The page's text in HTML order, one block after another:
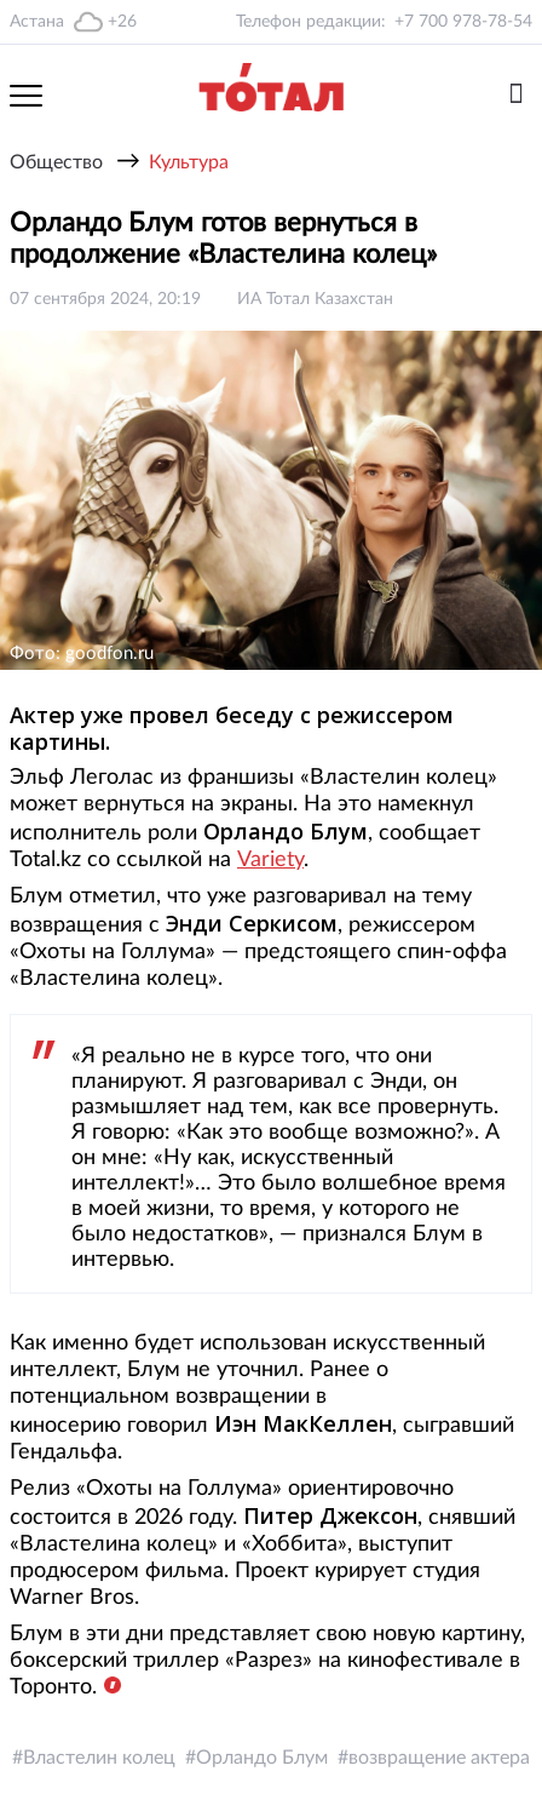
Астана +26 Телефон редакции: +7 700 978-78-54
Общество → Культура
Орландо Блум готов вернуться в
продолжение «Властелина колец»
07 сентября 2024, 20:19 ИА Тотал Казахстан
Фото: goodfon.ru
Актер уже провел беседу с режиссером
картины.
Эльф Леголас из франшизы «Властелин колец»
может вернуться на экраны. На это намекнул
исполнитель роли Орландо Блум, сообщает
Total.kz со ссылкой на Variety.
Блум отметил, что уже разговаривал на тему
возвращения с Энди Серкисом, режиссером
«Охоты на Голлума» — предстоящего спин-оффа
«Властелина колец».
«Я реально не в курсе того, что они
планируют. Я разговаривал с Энди, он
размышляет над тем, как все провернуть.
Я говорю: «Как это вообще возможно?». А
он мне: «Ну как, искусственный
интеллект!»… Это было волшебное время
в моей жизни, то время, у которого не
было недостатков», — признался Блум в
интервью.
Как именно будет использован искусственный
интеллект, Блум не уточнил. Ранее о
потенциальном возвращении в
киносерию говорил Иэн МакКеллен, сыгравший
Гендальфа.
Релиз «Охоты на Голлума» ориентировочно
состоится в 2026 году. Питер Джексон, снявший
«Властелина колец» и «Хоббита», выступит
продюсером фильма. Проект курирует студия
Warner Bros.
Блум в эти дни представляет свою новую картину,
боксерский триллер «Разрез» на кинофестивале в
Торонто.
Властелин колец Орландо Блум возвращение актера